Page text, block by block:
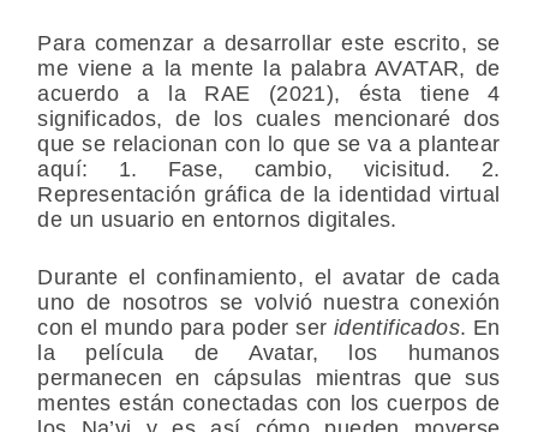
Para comenzar a desarrollar este escrito, se
me viene a la mente la palabra AVATAR, de
acuerdo a la RAE (2021), ésta tiene 4
significados, de los cuales mencionaré dos
que se relacionan con lo que se va a plantear
aquí: 1. Fase, cambio, vicisitud. 2.
Representación gráfica de la identidad virtual
de un usuario en entornos digitales.
Durante el confinamiento, el avatar de cada
uno de nosotros se volvió nuestra conexión
con el mundo para poder ser identificados. En
la película de Avatar, los humanos
permanecen en cápsulas mientras que sus
mentes están conectadas con los cuerpos de